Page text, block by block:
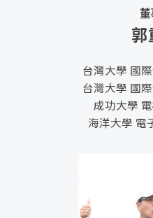
董
郭
台灣大學 國
台灣大學 國
成功大學
海洋大學 電